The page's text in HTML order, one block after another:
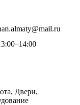
Двери,